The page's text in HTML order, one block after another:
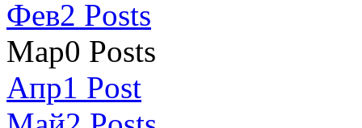
Фев2 Posts
Мар0 Posts
Апр1 Post